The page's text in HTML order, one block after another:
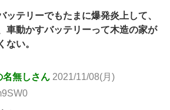
ッテリーでもたまに爆発炎上して、
車動かすバッテリーって木造の家が
ない。
名無しさん 2021/11/08(月)